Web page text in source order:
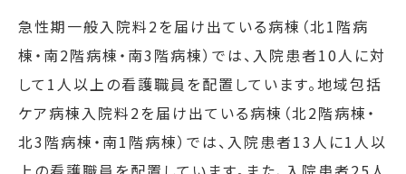
急性期一般入院料2を届け出ている病棟（北1 階病
棟・南2階病棟・南3階病棟）では、入院患者10人に対
して 1 人以上の看護職員を配置しています。地域包括
ケア病棟入院料2を届け出ている病棟（北2階病棟・
北3階病棟・南1 階病棟）では、入院患者13人に1 人以